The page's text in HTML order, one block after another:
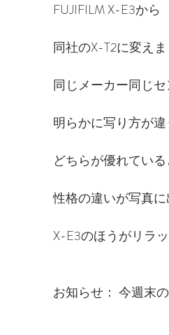
FUJIFILM X-E3から
同社のX-T2に変え
同じメーカー同じ
明らかに写り方が
どちらが優れてい
性格の違いが写真
X-E3のほうがリラ
お知らせ： 今週末